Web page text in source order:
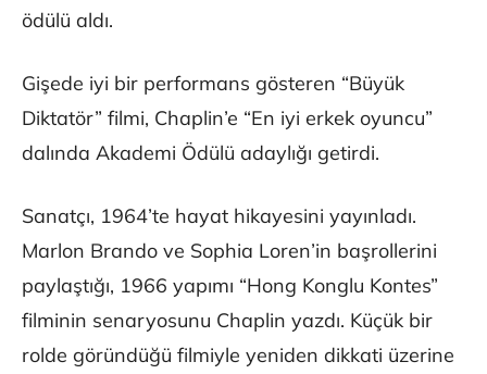
ödülü aldı.
Gişede iyi bir performans gösteren “Büyük
Diktatör” filmi, Chaplin’e “En iyi erkek oyuncu”
dalında Akademi Ödülü adaylığı getirdi.
Sanatçı, 1964’te hayat hikayesini yayınladı.
Marlon Brando ve Sophia Loren’in başrollerini
paylaştığı, 1966 yapımı “Hong Konglu Kontes”
filminin senaryosunu Chaplin yazdı. Küçük bir
rolde göründüğü filmiyle yeniden dikkati üzerine